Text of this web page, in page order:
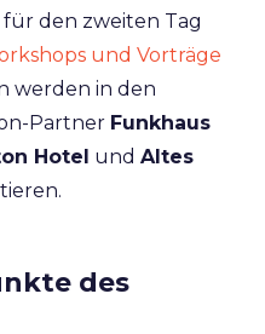
den zweiten Tag
und Vorträge
werden in den
Partner Funkhaus
Hotel und Altes
des